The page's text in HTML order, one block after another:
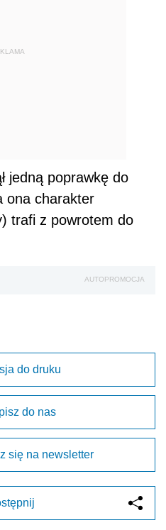
jedną poprawkę do
ona charakter
trafi z powrotem do
AUTOPROMOCJA
do druku
do nas
się na newsletter